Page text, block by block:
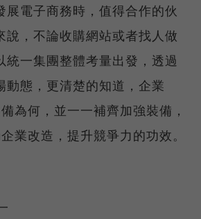
展電子商務時，值得合作的伙
說，不論收購網站或者找人做
統一集團整體考量出發，透過
動態，更清楚的知道，企業
為何，並一一補齊加強裝備，
業改造，提升競爭力的功效。